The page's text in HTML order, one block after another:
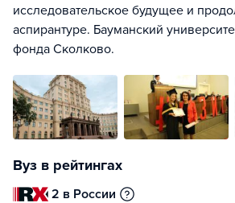
исследовательское будущее и
аспирантуре. Бауманский
фонда Сколково.
Вуз в рейтингах
2 в России